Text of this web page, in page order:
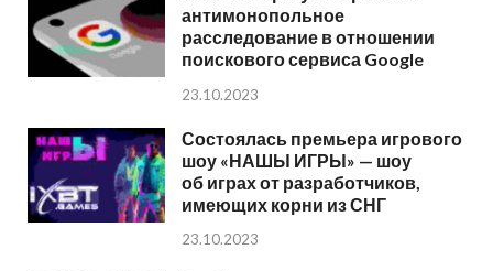
антимонопольное
расследование в отношении
поискового сервиса Google
23.10.2023
Состоялась премьера игрового
шоу «НАШЫ ИГРЫ» — шоу
об играх от разработчиков,
имеющих корни из СНГ
23.10.2023